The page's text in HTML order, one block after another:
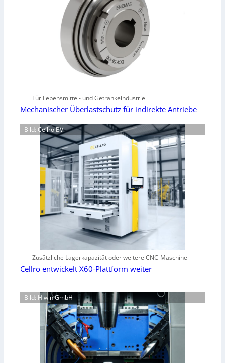
Für Lebensmittel- und Getränkeindustrie
Mechanischer Überlastschutz für indirekte Antriebe
Bild: Cellro BV
Zusätzliche Lagerkapazität oder weitere CNC-Maschine
Cellro entwickelt X60-Plattform weiter
Bild: Hiwin GmbH